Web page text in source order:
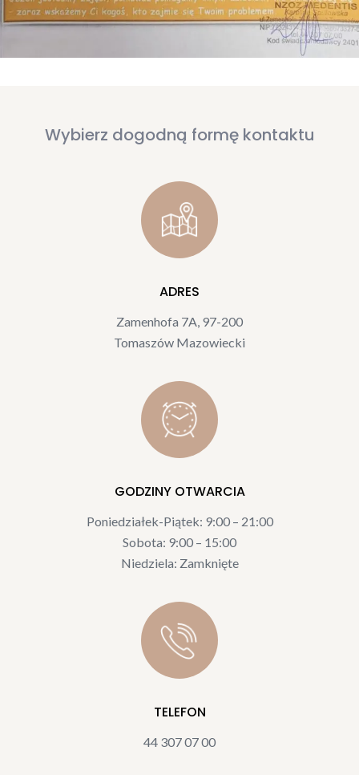
Wybierz dogodną formę kontaktu
ADRES
Zamenhofa 7A, 97-200
Tomaszów Mazowiecki
GODZINY OTWARCIA
Poniedziałek-Piątek: 9:00 – 21:00
Sobota: 9:00 – 15:00
Niedziela: Zamknięte
TELEFON
44 307 07 00